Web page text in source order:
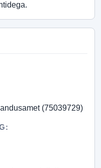
(75039729)